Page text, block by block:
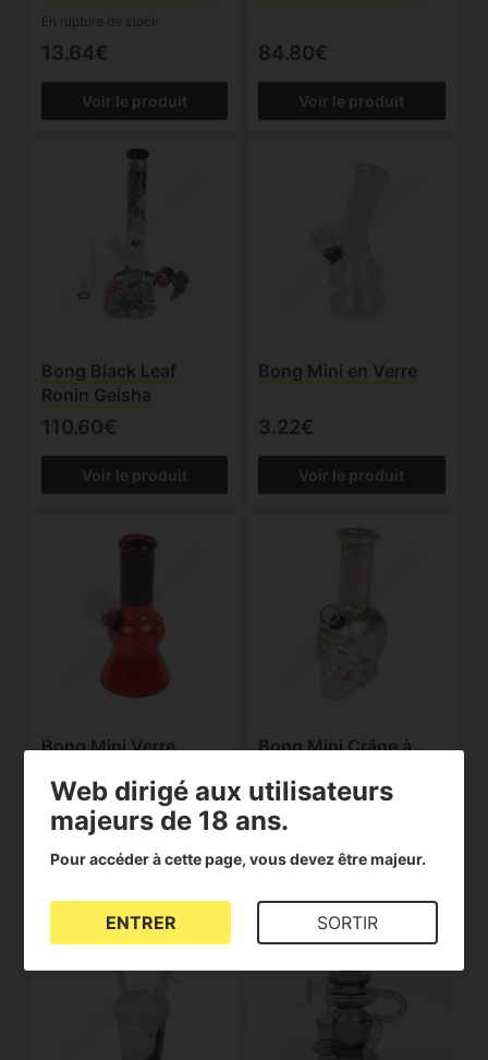
En rupture de stock
13.64€
Voir le produit
84.80€
Voir le produit
Bong Black Leaf
Ronin Geisha
110.60€
Voir le produit
Bong Mini en Verre
3.22€
Voir le produit
Bong Mini Verre
3.98€
Voir le produit
Bong Mini Crâne à
7.90€
Voir le produit
Web dirigé aux utilisateurs
majeurs de 18 ans.
Pour accéder à cette page, vous devez être majeur.
ENTRER SORTIR